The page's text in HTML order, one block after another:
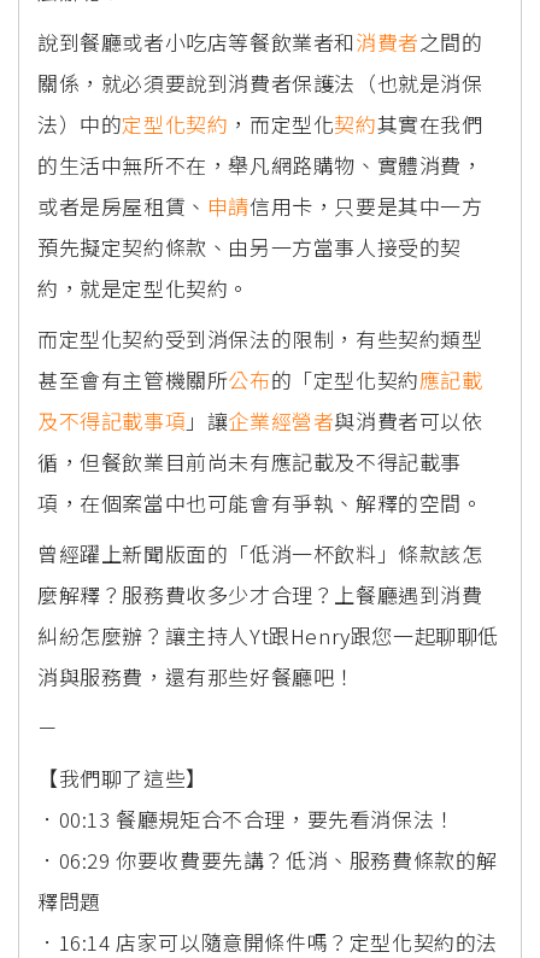
說到餐廳或者小吃店等餐飲業者和消費者之間的
關係，就必須要說到消費者保護法（也就是消保
法）中的定型化契約 ，而定型化契約其實在我們
的生活中無所不在，舉凡網路購物、實體消費，
或者是房屋租賃、 申請信用卡，只要是其中一方
預先擬定契約條款、由另一方當事人接受的契
約，就是定型化契約。
而定型化契約受到消保法的限制，有些契約類型
甚至會有主管機關所公布的「定型化契約應記載
及不得記載事項 」讓企業經營者與消費者可以依
循，但餐飲業目前尚未有應記載及不得記載事
項，在個案當中也可能會有爭執、解釋的空間。
曾經躍上新聞版面的「低消一杯飲料」條款該怎
麼解釋？服務費收多少才合理？上餐廳遇到消費
糾紛怎麼辦？讓主持人Yt跟Henry跟您一起聊聊低
消與服務費，還有那些好餐廳吧！
－
【我們聊了這些】
．00:13 餐廳規矩合不合理，要先看消保法！
．06:29 你要收費要先講？低消、服務費條款的解
釋問題
．16:14 店家可以隨意開條件嗎？定型化契約的法